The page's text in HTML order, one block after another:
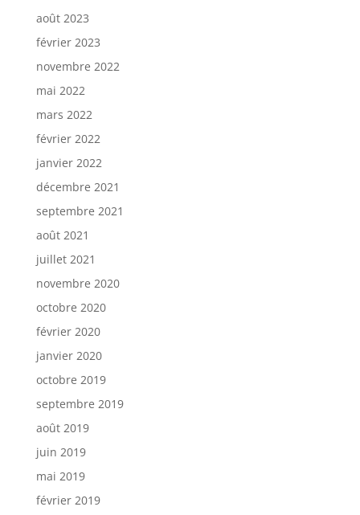
août 2023
février 2023
novembre 2022
mai 2022
mars 2022
février 2022
janvier 2022
décembre 2021
septembre 2021
août 2021
juillet 2021
novembre 2020
octobre 2020
février 2020
janvier 2020
octobre 2019
septembre 2019
août 2019
juin 2019
mai 2019
février 2019